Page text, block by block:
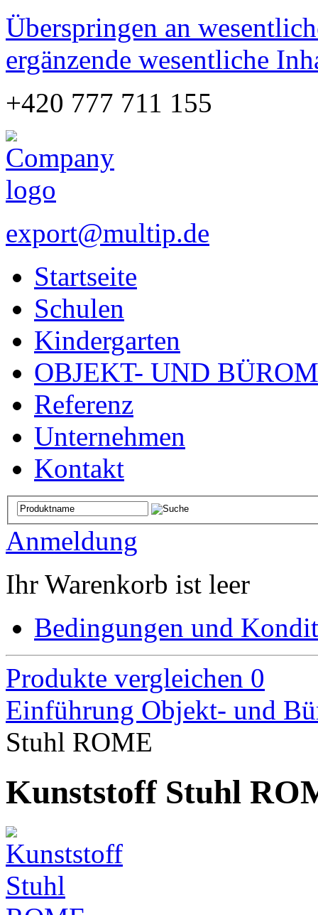
Überspringen an
ergänzende wesentliche
+420 777 711 155
export@multip.de
Startseite
Schulen
Kindergarten
OBJEKT- UND
Referenz
Unternehmen
Kontakt
Anmeldung
Ihr Warenkorb ist leer
Bedingungen und
Produkte vergleichen 0
Einführung Objekt- und
Stuhl ROME
Kunststoff Stuhl